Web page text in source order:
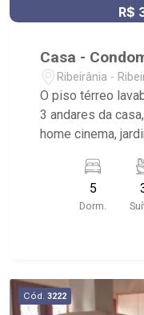
R$
Casa -
Ribeirânia -
O piso térreo
3 andares da
home cinema,
balcão e
academia, lazer
dependência de
closet e uma
conta também
5
Dorm.
Cód. 3222